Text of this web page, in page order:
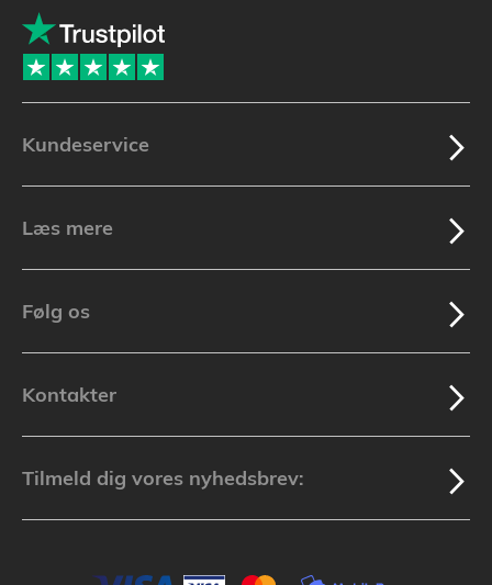
Kundeservice
Læs mere
Følg os
Kontakter
Tilmeld dig vores nyhedsbrev: